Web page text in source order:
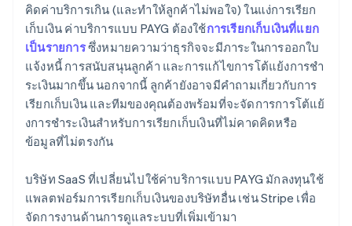
คิดค่าบริการเกิน (และทำให้ลูกค้าไม่พอใจ) ในแง่การเรียก
เก็บเงิน ค่าบริการแบบ PAYG ต้องใช้การเรียกเก็บเงินที่แยก
เป็นรายการซึ่งหมายความว่าธุรกิจจะมีภาระในการออกใบ
แจ้งหนี้ การสนับสนุนลูกค้า และการแก้ไขการโต้แย้งการชํา
ระเงินมากขึ้น นอกจากนี้ ลูกค้ายังอาจมีคําถามเกี่ยวกับการ
เรียกเก็บเงิน และทีมของคุณต้องพร้อมที่จะจัดการการโต้แย้
งการชําระเงินสําหรับการเรียกเก็บเงินที่ไม่คาดคิดหรือ
ข้อมูลที่ไม่ตรงกัน
บริษัท SaaS ที่เปลี่ยนไปใช้ค่าบริการแบบ PAYG มักลงทุนใช้
แพลตฟอร์มการเรียกเก็บเงินของบริษัทอื่น เช่น Stripe เพื่อ
จัดการงานด้านการดูแลระบบที่เพิ่มเข้ามา